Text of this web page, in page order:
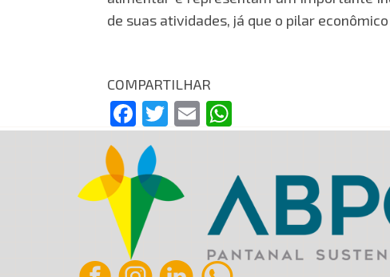
de suas atividades, já que o pilar
COMPARTILHAR
Facebook
Twitter
Email